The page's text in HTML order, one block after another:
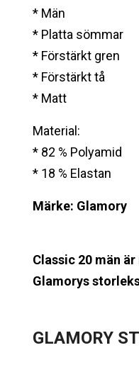
* Män
* Platta sömmar
* Förstärkt gren
* Förstärkt tå
* Matt
Material:
* 82 % Polyamid
* 18 % Elastan
Märke: Glamory
Classic 20 män
Glamorys
GLAMORY